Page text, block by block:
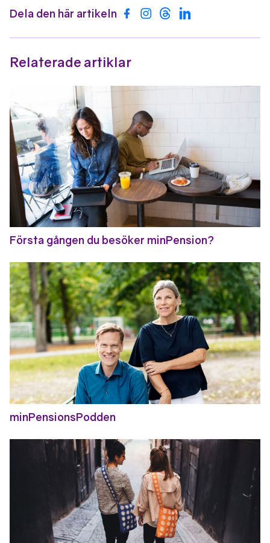
Dela den här artikeln Dela på Facebook
Dela på Instagram
Dela på Threads
Dela på LinkedIn
Relaterade artiklar
Första gången du besöker minPension?
minPensionsPodden